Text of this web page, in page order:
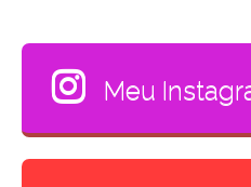
Meu